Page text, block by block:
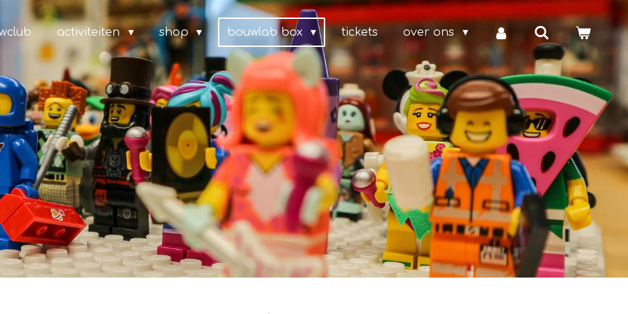
activiteiten shop bouwlab box tickets over ons